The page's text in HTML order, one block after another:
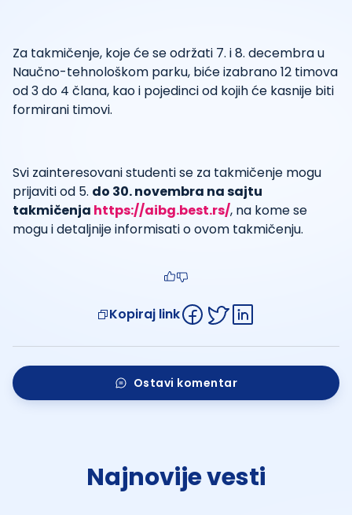
Za takmičenje, koje će se održati 7. i 8. decembra u
Naučno-tehnološkom parku, biće izabrano 12 timova
od 3 do 4 člana, kao i pojedinci od kojih će kasnije biti
formirani timovi.
Svi zainteresovani studenti se za takmičenje mogu
prijaviti od 5. do 30. novembra na sajtu
takmičenja https://aibg.best.rs/, na kome se
mogu i detaljnije informisati o ovom takmičenju.
Kopiraj link
Ostavi komentar
Najnovije vesti